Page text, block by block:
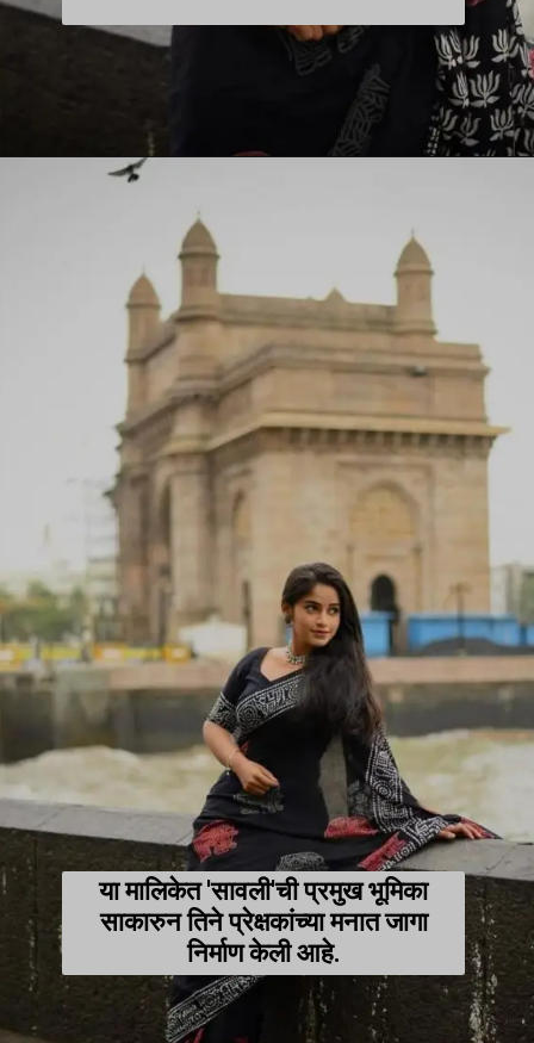
या मालिकेत 'सावली'ची प्रमुख भूमिका
साकारुन तिने प्रेक्षकांच्या मनात जागा
निर्माण केली आहे.